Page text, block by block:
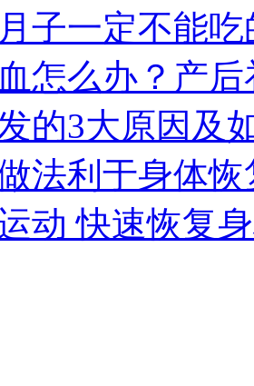
子一定不能吃
怎么办？产
的3大原因及
法利于身体恢
动 快速恢复